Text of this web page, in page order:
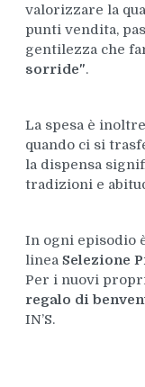
valorizzare la
punti vendita,
gentilezza che
sorride".
La spesa è
quando ci si
la dispensa
tradizioni e
In ogni episodio
linea Selezione
Per i nuovi
regalo di
IN’S.